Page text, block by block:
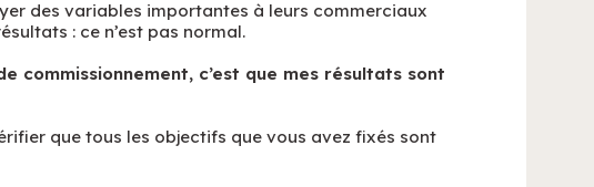
des variables importantes à leurs commerciaux
: ce n’est pas normal.
commissionnement, c’est que mes résultats sont
que tous les objectifs que vous avez fixés sont